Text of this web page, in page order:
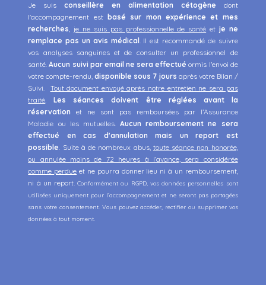
Je suisconseillère en alimentation cétogène dont
l'accompagnement est basé sur mon expérience et mes
recherches, je ne suis pas professionnelle de santé et je ne
remplace pas un avis médical . Il est recommandé de suivre
vos analyses sanguines et de consulter un professionnel de
santé.Aucun suivi par email ne sera effectué ormis l'envoi de
votre compte-rendu,disponible sous 7 jours après votre Bilan /
Suivi. Tout document envoyé après notre entretien ne sera pas
traité.Les séances doivent être réglées avant la
réservation et ne sont pas remboursées par l’Assurance
Maladie ou les mutuelles.Aucun remboursement ne sera
effectué en cas d'annulation mais un report est
possible. Suite à de nombreux abus, toute séance non honorée,
ou annulée moins de 72 heures à l’avance, sera considérée
comme perdue et ne pourra donner lieu ni à un remboursement,
ni à un report.Conformément au RGPD, vos données personnelles sont
utilisées uniquement pour l’accompagnement et ne seront pas partagées
sans votre consentement. Vous pouvez accéder, rectifier ou supprimer vos
données à tout moment.